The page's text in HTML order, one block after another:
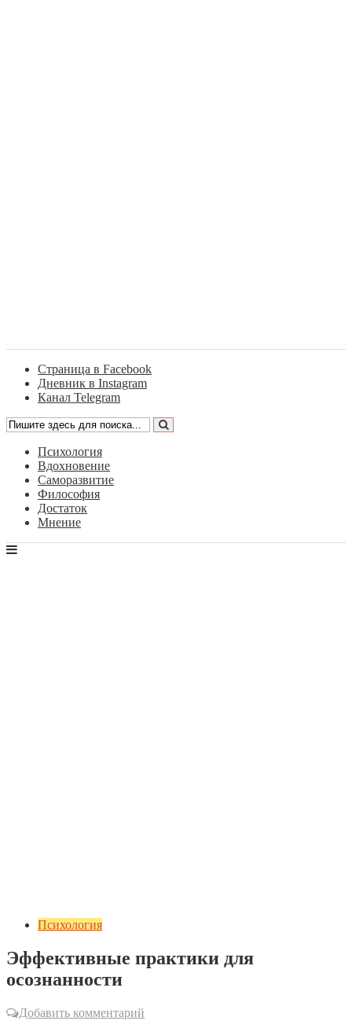
Страница в Facebook
Дневник в Instagram
Канал Telegram
Психология
Вдохновение
Саморазвитие
Философия
Достаток
Мнение
Психология
Эффективные практики для
осознанности
Добавить комментарий